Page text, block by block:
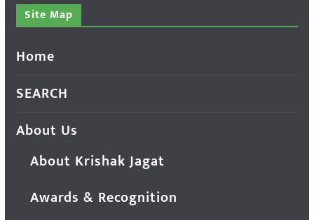
Site Map
Home
SEARCH
About Us
About Krishak Jagat
Awards & Recognition